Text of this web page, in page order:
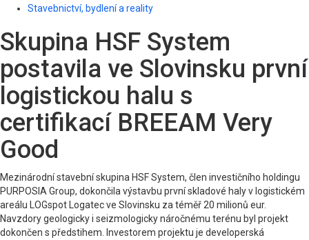
Stavebnictví, bydlení a reality
Skupina HSF System
postavila ve Slovinsku první
logistickou halu s
certifikací BREEAM Very
Good
Mezinárodní stavební skupina HSF System, člen investičního holdingu
PURPOSIA Group, dokončila výstavbu první skladové haly v logistickém
areálu LOGspot Logatec ve Slovinsku za téměř 20 milionů eur.
Navzdory geologicky i seizmologicky náročnému terénu byl projekt
dokončen s předstihem. Investorem projektu je developerská